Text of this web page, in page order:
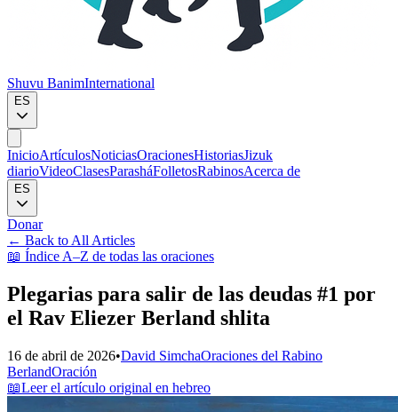
Shuvu BanimInternational
ES
InicioArtículosNoticiasOracionesHistoriasJizuk
diarioVideoClasesParasháFolletosRabinosAcerca de
ES
Donar
← Back to All Articles
📖 Índice A–Z de todas las oraciones
Plegarias para salir de las deudas #1 por
el Rav Eliezer Berland shlita
16 de abril de 2026•David SimchaOraciones del Rabino
BerlandOración
📖Leer el artículo original en hebreo